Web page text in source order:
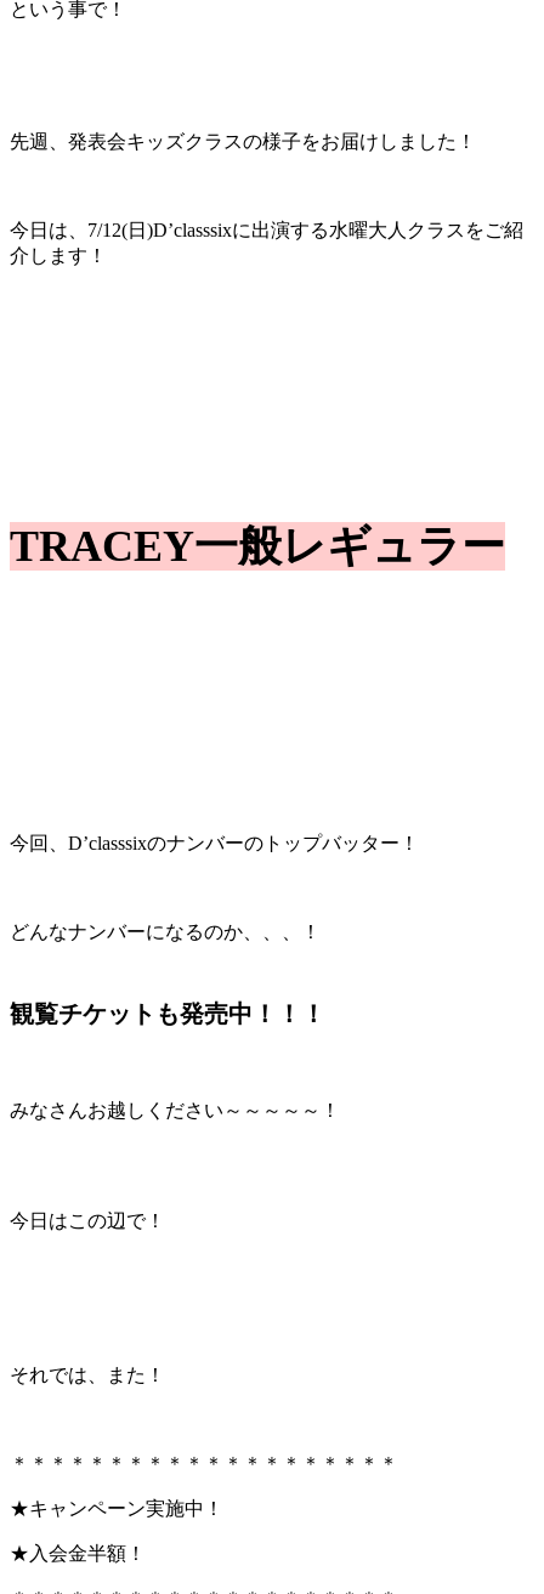
という事で！
先週、発表会キッズクラスの様子をお届けしました！
今日は、7/12(日)D’classsixに出演する水曜大人クラスをご紹
介します！
TRACEY一般レギュラー
今回、D’classsixのナンバーのトップバッター！
どんなナンバーになるのか、、、！
観覧チケットも発売中！！！
みなさんお越しください～～～～～！
今日はこの辺で！
それでは、また！
＊＊＊＊＊＊＊＊＊＊＊＊＊＊＊＊＊＊＊＊
★キャンペーン実施中！
★入会金半額！